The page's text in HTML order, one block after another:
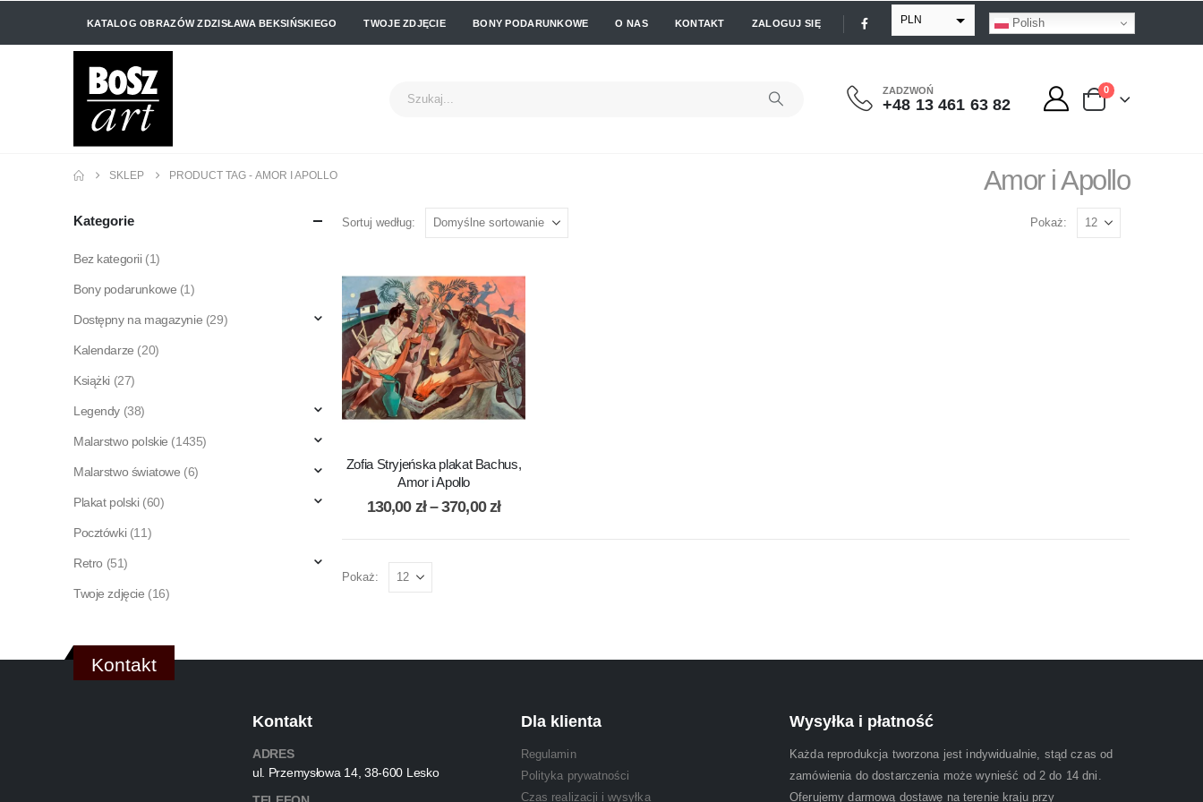
KATALOG OBRAZÓW ZDZISŁAWA BEKSIŃSKIEGO TWOJE ZDJĘCIE BONY PODARUNKOWE O NAS KONTAKT ZALOGUJ SIĘ PLN
GBP
Polish
ZADZWOŃ
+48 13 461 63 82
0
Amor i Apollo
SKLEP PRODUCT TAG - AMOR I APOLLO
Sortuj według: Pokaż:
Zofia Stryjeńska plakat Bachus,
Amor i Apollo
130,00 zł – 370,00zł
Pokaż:
Kategorie
Bez kategorii (1)
Bony podarunkowe (1)
Dostępny na magazynie (29)
Kalendarze (20)
Książki (27)
Legendy (38)
Malarstwo polskie (1435)
Malarstwo światowe (6)
Plakat polski (60)
Pocztówki (11)
Retro (51)
Twoje zdjęcie (16)
Kontakt
Kontakt
ADRES
ul. Przemysłowa 14, 38-600 Lesko
Dla klienta
Regulamin
Polityka prywatności
Czas realizacji i wysyłka
Wysyłka i płatność
Każda reprodukcja tworzona jest indywidualnie, stąd czas od
zamówienia do dostarczenia może wynieść od 2 do 14 dni.
Oferujemy darmową dostawę na terenie kraju przy